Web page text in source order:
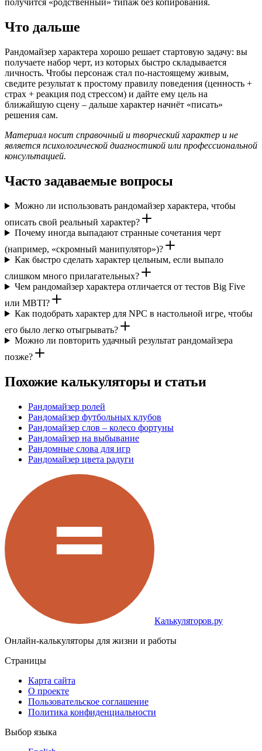
получится «родственный» типаж без копирования.
Что дальше
Рандомайзер характера хорошо решает стартовую задачу: вы
получаете набор черт, из которых быстро складывается
личность. Чтобы персонаж стал по‑настоящему живым,
сведите результат к простому правилу поведения (ценность +
страх + реакция под стрессом) и дайте ему цель на
ближайшую сцену – дальше характер начнёт «писать»
решения сам.
Материал носит справочный и творческий характер и не
является психологической диагностикой или профессиональной
консультацией.
Часто задаваемые вопросы
Можно ли использовать рандомайзер характера, чтобы
описать свой реальный характер?
Почему иногда выпадают странные сочетания черт
(например, «скромный манипулятор»)?
Как быстро сделать характер цельным, если выпало
слишком много прилагательных?
Чем рандомайзер характера отличается от тестов Big Five
или MBTI?
Как подобрать характер для NPC в настольной игре, чтобы
его было легко отыгрывать?
Можно ли повторить удачный результат рандомайзера
позже?
Похожие калькуляторы и статьи
Рандомайзер ролей
Рандомайзер футбольных клубов
Рандомайзер слов – колесо фортуны
Рандомайзер на выбывание
Рандомные слова для игр
Рандомайзер цвета радуги
Калькуляторов.ру
Онлайн-калькуляторы для жизни и работы
Страницы
Карта сайта
О проекте
Пользовательское соглашение
Политика конфиденциальности
Выбор языка